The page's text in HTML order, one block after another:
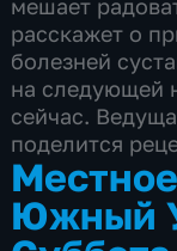
мешает
расскажет о
болезней
на следующей
сейчас.
поделится
Южный